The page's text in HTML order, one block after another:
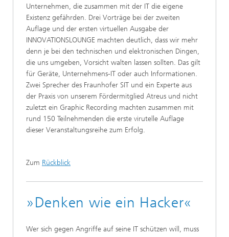
Unternehmen, die zusammen mit der IT die eigene
Existenz gefährden. Drei Vorträge bei der zweiten
Auflage und der ersten virtuellen Ausgabe der
INNOVATIONSLOUNGE machten deutlich, dass wir mehr
denn je bei den technischen und elektronischen Dingen,
die uns umgeben, Vorsicht walten lassen sollten. Das gilt
für Geräte, Unternehmens-IT oder auch Informationen.
Zwei Sprecher des Fraunhofer SIT und ein Experte aus
der Praxis von unserem Fördermitglied Atreus und nicht
zuletzt ein Graphic Recording machten zusammen mit
rund 150 Teilnehmenden die erste virutelle Auflage
dieser Veranstaltungsreihe zum Erfolg.
Zum Rückblick
»Denken wie ein Hacker«
Wer sich gegen Angriffe auf seine IT schützen will, muss